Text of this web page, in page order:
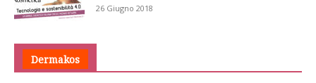
26 Giugno 2018
Dermakos